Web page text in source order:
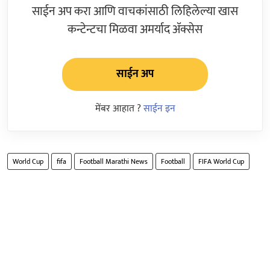
साईन अप करा आणि वाचकांसाठी लिहिलेल्या खास
कन्टेन्टचा मिळवा अमर्याद ॲक्सेस
साईन अप
मेंबर आहात ?साईन इन
World Cup fifa Football Marathi News Football FIFA World Cup